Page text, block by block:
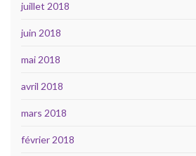
juillet 2018
juin 2018
mai 2018
avril 2018
mars 2018
février 2018